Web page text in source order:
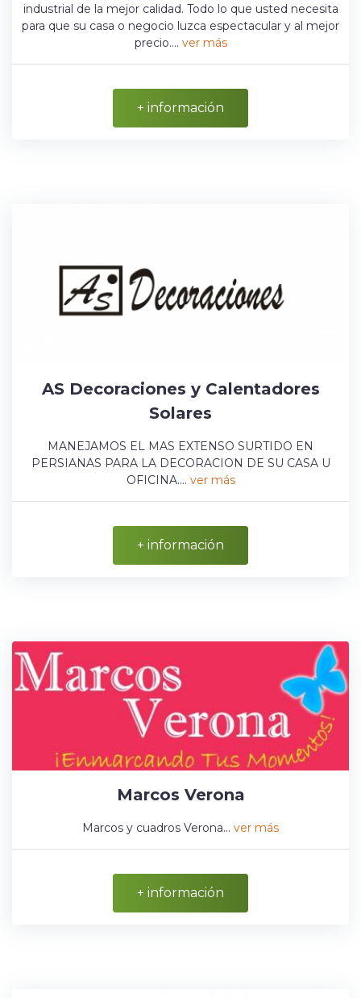
industrial de la mejor calidad. Todo lo que usted necesita
para que su casa o negocio luzca espectacular y al mejor
precio.... ver más
+ información
AS Decoraciones y Calentadores
Solares
MANEJAMOS EL MAS EXTENSO SURTIDO EN
PERSIANAS PARA LA DECORACION DE SU CASA U
OFICINA.... ver más
+ información
Marcos Verona
Marcos y cuadros Verona... ver más
+ información